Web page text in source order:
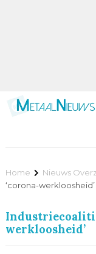
Home Nieuws
‘corona-werkloosheid’
werkloosheid’